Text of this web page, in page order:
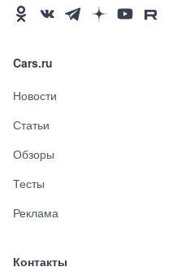
Cars.ru
Новости
Статьи
Обзоры
Тесты
Реклама
Контакты